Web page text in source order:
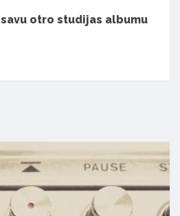
otro studijas albumu